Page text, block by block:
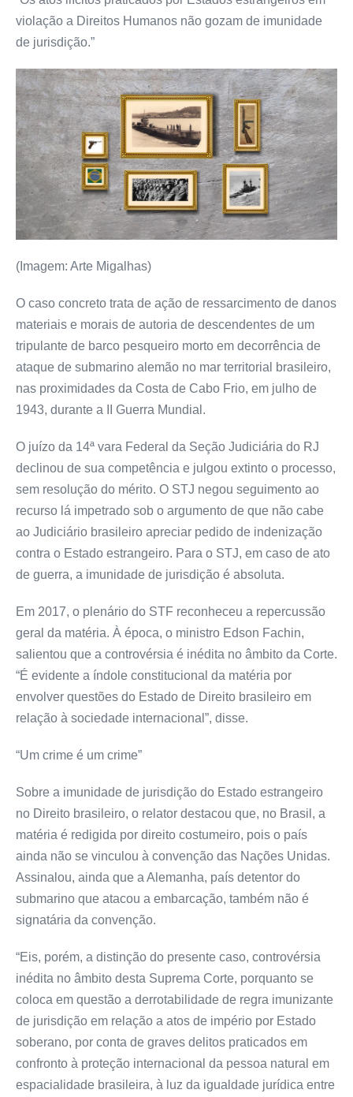
violação a Direitos Humanos não gozam de imunidade
de jurisdição.”
(Imagem: Arte Migalhas)
O caso concreto trata de ação de ressarcimento de danos
materiais e morais de autoria de descendentes de um
tripulante de barco pesqueiro morto em decorrência de
ataque de submarino alemão no mar territorial brasileiro,
nas proximidades da Costa de Cabo Frio, em julho de
1943, durante a II Guerra Mundial.
O juízo da 14ª vara Federal da Seção Judiciária do RJ
declinou de sua competência e julgou extinto o processo,
sem resolução do mérito. O STJ negou seguimento ao
recurso lá impetrado sob o argumento de que não cabe
ao Judiciário brasileiro apreciar pedido de indenização
contra o Estado estrangeiro. Para o STJ, em caso de ato
de guerra, a imunidade de jurisdição é absoluta.
Em 2017, o plenário do STF reconheceu a repercussão
geral da matéria. À época, o ministro Edson Fachin,
salientou que a controvérsia é inédita no âmbito da Corte.
“É evidente a índole constitucional da matéria por
envolver questões do Estado de Direito brasileiro em
relação à sociedade internacional”, disse.
“Um crime é um crime”
Sobre a imunidade de jurisdição do Estado estrangeiro
no Direito brasileiro, o relator destacou que, no Brasil, a
matéria é redigida por direito costumeiro, pois o país
ainda não se vinculou à convenção das Nações Unidas.
Assinalou, ainda que a Alemanha, país detentor do
submarino que atacou a embarcação, também não é
signatária da convenção.
“Eis, porém, a distinção do presente caso, controvérsia
inédita no âmbito desta Suprema Corte, porquanto se
coloca em questão a derrotabilidade de regra imunizante
de jurisdição em relação a atos de império por Estado
soberano, por conta de graves delitos praticados em
confronto à proteção internacional da pessoa natural em
espacialidade brasileira, à luz da igualdade jurídica entre